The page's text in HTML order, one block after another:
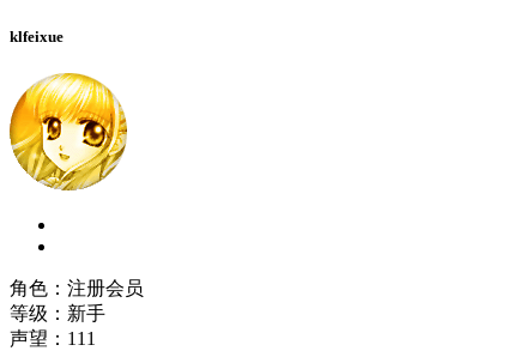
klfeixue
角色：注册会员
等级：新手
声望： 111